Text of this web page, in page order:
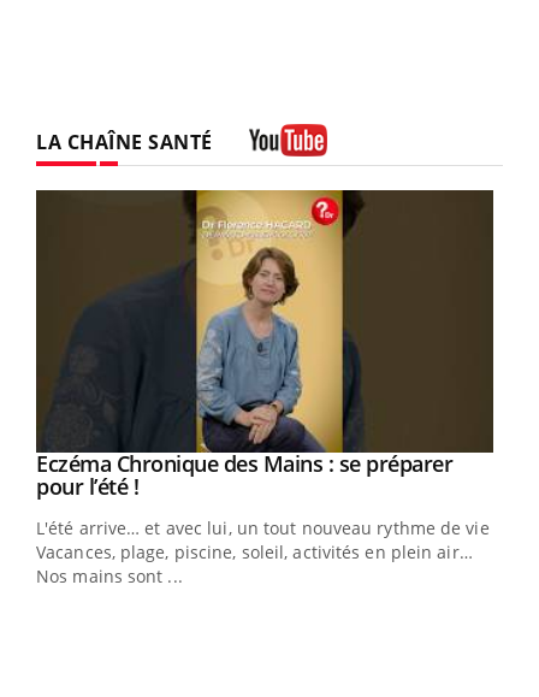
LA CHAÎNE SANTÉ
Youtube
Eczéma Chronique des Mains : se préparer
pour l’été !Youtube
L'été arrive… et avec lui, un tout nouveau rythme de vie !
Vacances, plage, piscine, soleil, activités en plein air…
Nos mains sont ...